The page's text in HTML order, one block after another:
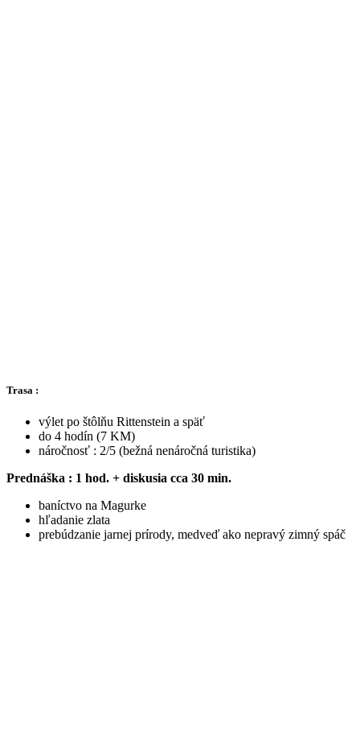
Trasa :
výlet po štôlňu Rittenstein a späť
do 4 hodín (7 KM)
náročnosť : 2/5 (bežná nenáročná turistika)
Prednáška : 1 hod. + diskusia cca 30 min.
baníctvo na Magurke
hľadanie zlata
prebúdzanie jarnej prírody, medveď ako nepravý zimný spáč